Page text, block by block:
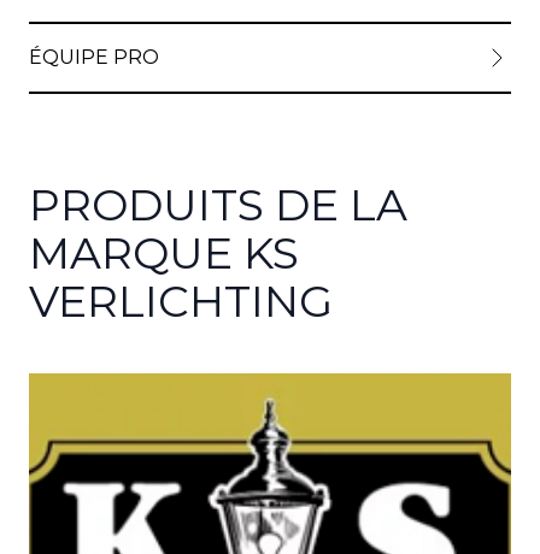
ÉQUIPE PRO
PRODUITS DE LA
MARQUE KS
VERLICHTING